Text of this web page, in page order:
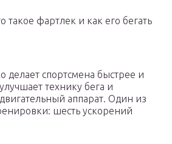
такое фартлек и как его бегать
делает спортсмена быстрее и
технику бега и
аппарат. Один из
шесть ускорений